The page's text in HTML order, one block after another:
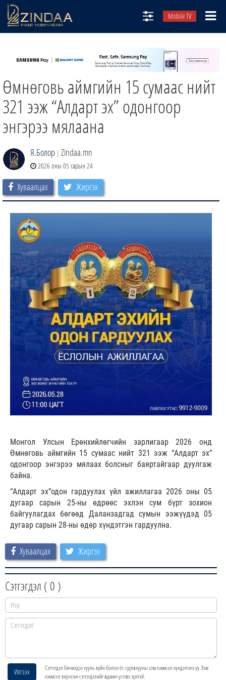
Mobile TV
ТВ8
ӨГЛӨӨНИЙ СОНИН
АУДИО ЗОХИОЛ
Өмнөговь аймгийн 15 сумаас нийт
321 ээж “Алдарт эх” одонгоор
энгэрээ мялаана
Я.Болор | Zindaa.mn
2026 оны 05 сарын 24
Хуваалцах Жиргэх
Монгол Улсын Ерөнхийлөгчийн зарлигаар 2026 онд
Өмнөговь аймгийн 15 сумаас нийт 321 ээж “Алдарт эх”
одонгоор энгэрээ мялаах болсныг баяртайгаар дуулгаж
байна.
“Алдарт эх”одон гардуулах үйл ажиллагаа 2026 оны 05
дугаар сарын 25-ны өдрөөс эхлэн сум бүрт зохион
байгуулагдах бөгөөд Даланзадгад сумын ээжүүдэд 05
дугаар сарын 28-ны өдөр хүндэтгэн гардуулна.
Хуваалцах Жиргэх
Сэтгэгдэл ( 0 )
Илгээх
Сэтгэгдэл бичихдээ хууль зүйн болон ёс суртахууны хэм хэмжээг хүндэтгэнэ үү. Хэм
хэмжээг зөрчсөн сэтгэгдэлийг админ устгах эрхтэй.